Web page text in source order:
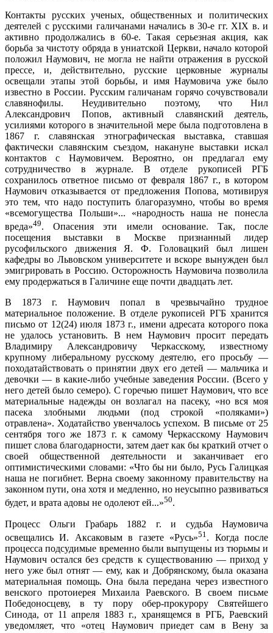
Контакты русских ученых, общественных и политических
деятелей с русскими галичанами начались в 30-е гг. XIX в. и
активно продолжались в 60-е. Такая серьезная акция, как
борьба за чистоту обряда в униатской Церкви, начало которой
положил Наумович, не могла не найти отражения в русской
прессе, и, действительно, русские церковные журналы
освещали этапы этой борьбы, и имя Наумовича уже было
известно в России. Русским галичанам горячо сочувствовали
славянофилы. Неудивительно поэтому, что Нил
Александрович Попов, активный славянский деятель,
усилиями которого в значительной мере была подготовлена в
1867 г. славянская этнографическая выставка, ставшая
фактически славянским съездом, накануне выставки искал
контактов с Наумовичем. Вероятно, он предлагал ему
сотрудничество в журнале. В отделе рукописей РГБ
сохранилось ответное письмо от февраля 1867 г., в котором
Наумович отказывается от предложения Попова, мотивируя
это тем, что надо поступить благоразумно, чтобы во время
«всемогущества Польши»... «народность наша не понесла
вреда»49. Опасения эти имели основание. Так, после
посещения выставки в Москве признанный лидер
русофильского движения Я. Ф. Головацкий был лишен
кафедры во Львовском университете и вскоре вынужден был
эмигрировать в Россию. Осторожность Наумовича позволила
ему продержаться в Галичине еще почти двадцать лет.
В 1873 г. Наумович попал в чрезвычайно трудное
материальное положение. В отделе рукописей РГБ хранится
письмо от 12(24) июля 1873 г., имени адресата которого пока
не удалось установить. В нем Наумович просит передать
Владимиру Александровичу Черкасскому, известному
крупному либеральному русскому деятелю, его просьбу —
походатайствовать о принятии двух его детей — мальчика и
девочки — в какие-либо учебные заведения России. (Всего у
него детей было семеро). С горечью пишет Наумович, что все
материальные надежды он возлагал на пасеку, «но вся моя
пасека злобными людьми (под строкой «поляками»)
отравлена». Ходатайство увенчалось успехом. В письме от 25
сентября того же 1873 г. к самому Черкасскому Наумович
пишет слова благодарности, затем дает как бы краткий отчет о
своей общественной деятельности и заканчивает его
оптимистическими словами: «Что бы ни было, Русь Галицкая
наша не погибнет. Верна своему законному правительству на
законном пути, она хотя и медленно, но неусыпно развиваться
будет, и врата адовы не одолеют ей...»50.
Процесс Ольги Грабарь 1882 г. и судьба Наумовича
освещались И. Аксаковым в газете «Русь»51 . Когда после
процесса подсудимые временно были выпущены из тюрьмы и
Наумович остался без средств к существованию — приход у
него уже был отнят — ему, как и Добрянскому, была оказана
материальная помощь. Она была передана через известного
венского протоиерея Михаила Раевского. В своем письме
Победоносцеву, в ту пору обер-прокурору Святейшего
Синода, от 11 апреля 1883 г., хранящемся в РГБ, Раевский
уведомляет, что «отец Наумович приедет сам в Вену за